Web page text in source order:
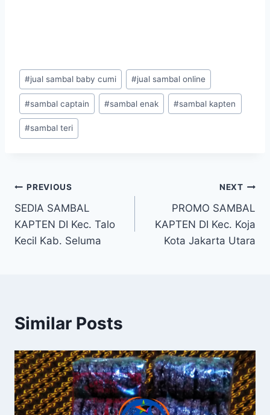
#jual sambal baby cumi #jual sambal online
#sambal captain #sambal enak #sambal kapten
#sambal teri
PREVIOUS
SEDIA SAMBAL
KAPTEN DI Kec. Talo
Kecil Kab. Seluma
NEXT
PROMO SAMBAL
KAPTEN DI Kec. Koja
Kota Jakarta Utara
Similar Posts